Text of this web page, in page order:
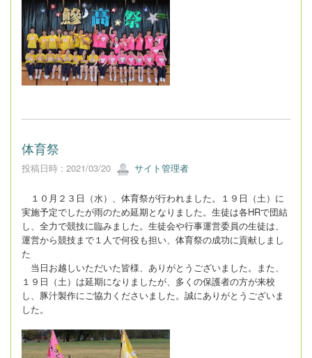
体育祭
投稿日時 : 2021/03/20 サイト管理者
１０月２３日（水）、体育祭が行われました。１９日（土）に
実施予定でしたが雨のため延期となりました。生徒は各HRで団結
し、全力で競技に臨みました。生徒会や行事運営委員の生徒は、
運営から競技まで１人で何役も担い、体育祭の成功に貢献しまし
た
当日お越しいただいた皆様、ありがとうございました。また、
１９日（土）は延期になりましたが、多くの保護者の方が来校
し、豚汁製作にご協力くださいました。誠にありがとうございま
した。